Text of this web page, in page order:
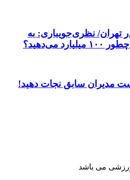
تهران/ نظری‌جویباری: به
مدیران سابق نجات دهید!
می باشد